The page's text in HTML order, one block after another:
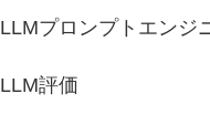
LLMプロンプトエンジ
LLM評価